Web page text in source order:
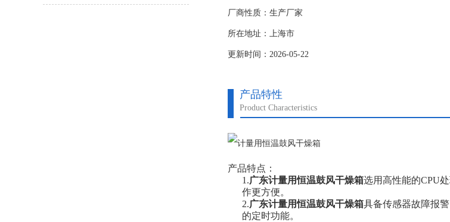
厂商性质：生产厂家
所在地址：上海市
更新时间：2026-05-22
产品特性
Product Characteristics
产品特点：
1.广东计量用恒温鼓风干燥箱选用高性能的CPU
作更方便。
2.广东计量用恒温鼓风干燥箱具备传感器故障报
的定时功能。